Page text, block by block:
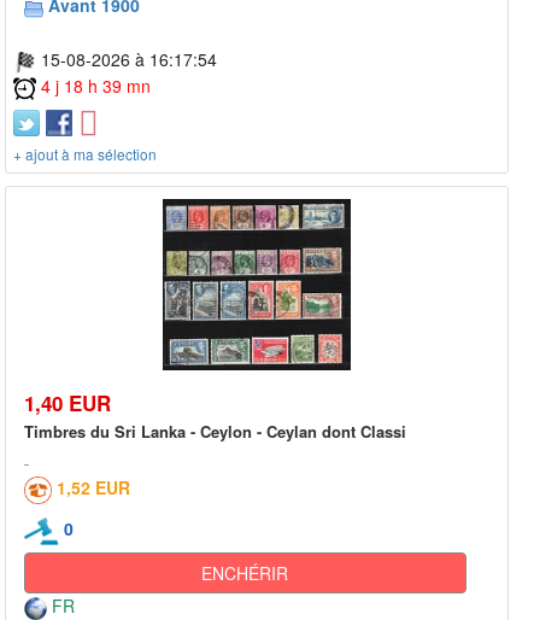
Avant 1900
15-08-2026 à 16:17:54
4 j 18 h 39 mn
+ ajout à ma sélection
1,40 EUR
Timbres du Sri Lanka - Ceylon - Ceylan dont Classi
1,52 EUR
0
ENCHÉRIR
FR